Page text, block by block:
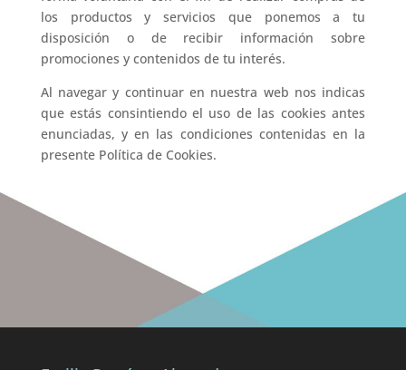
los productos y servicios que ponemos a tu
disposición o de recibir información sobre
promociones y contenidos de tu interés.
Al navegar y continuar en nuestra web nos indicas
que estás consintiendo el uso de las cookies antes
enunciadas, y en las condiciones contenidas en la
presente Política de Cookies.